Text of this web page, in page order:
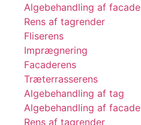
Algebehandling af facade
Rens af tagrender
Fliserens
Imprægnering
Facaderens
Træterrasserens
Algebehandling af tag
Algebehandling af facade
Rens af tagrender